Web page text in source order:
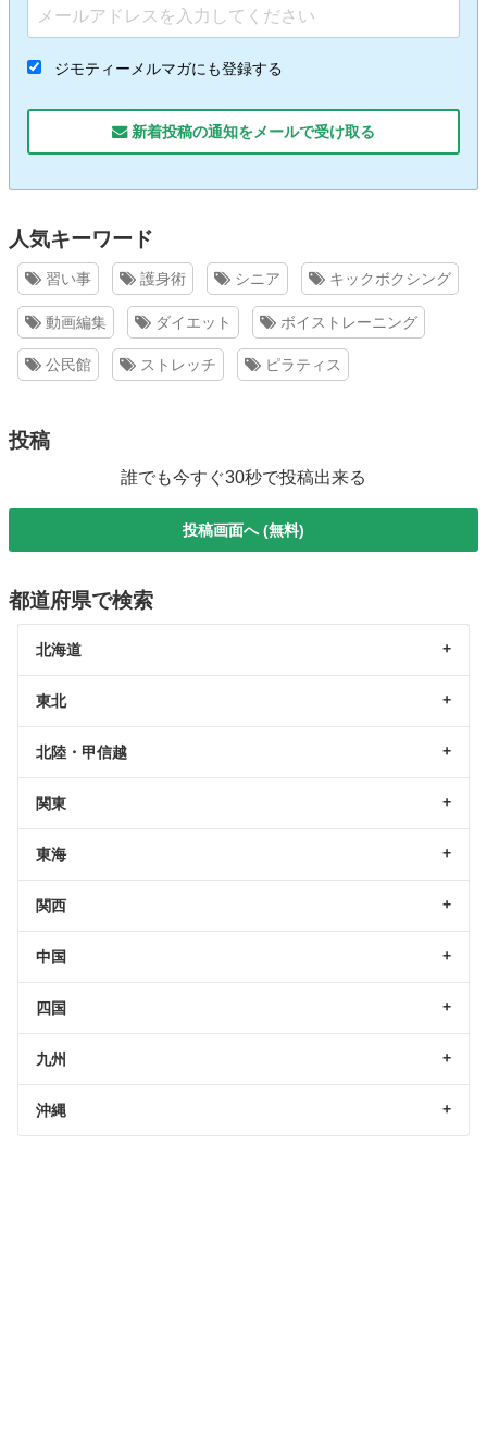
ジモティーメルマガにも登録する
新着投稿の通知をメールで受け取る
人気キーワード
習い事 護身術 シニア キックボクシング
動画編集 ダイエット ボイストレーニング
公民館 ストレッチ ピラティス
投稿
誰でも今すぐ30秒で投稿出来る
投稿画面へ (無料)
都道府県で検索
北海道
東北
北陸・甲信越
関東
東海
関西
中国
四国
九州
沖縄